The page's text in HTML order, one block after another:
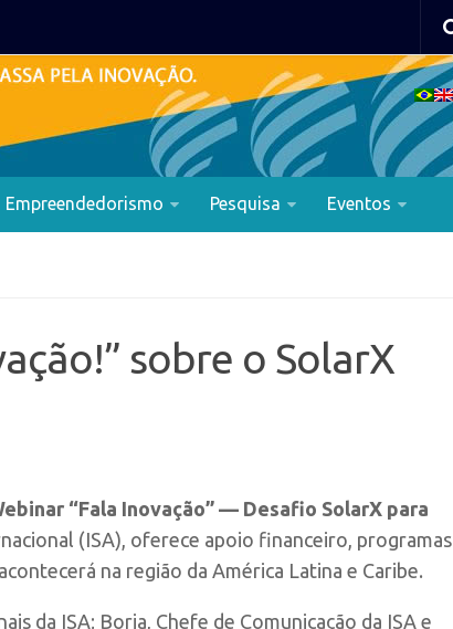
Empreendedorismo Pesquisa Eventos
sobre o SolarX
“Fala Inovação” — Desafio SolarX para
(ISA), oferece apoio financeiro, programas
na região da América Latina e Caribe.
da ISA; Borja, Chefe de Comunicação da ISA e